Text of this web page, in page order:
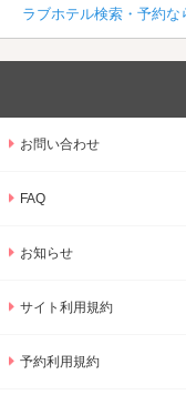
ラブホテル検索・予約な
お問い合わせ
FAQ
お知らせ
サイト利用規約
予約利用規約